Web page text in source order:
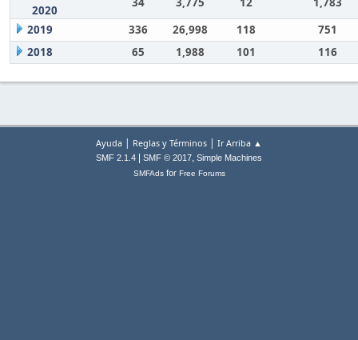
2020
2019
336 26,998 118
751
2018
65 1,988 101 116
Ayuda | Reglas y Términos | Ir Arriba ▲
SMF 2.1.4 SMF © 2017, Simple Machines
SMFAdsfor Free Forums